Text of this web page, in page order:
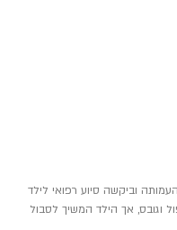
וביקשה סיוע רפואי לילד
וגובס, אך הילד המשיך לסבול